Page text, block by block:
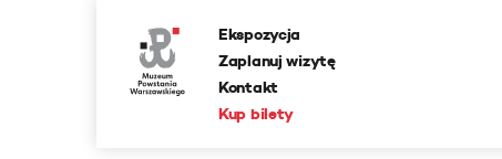
Ekspozycja
Zaplanuj wizytę
Kontakt
Kup bilety